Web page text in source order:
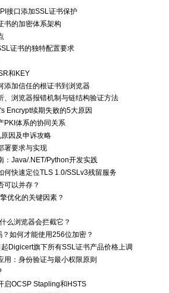
接口添加SSL证书保护
书的加密体系架构
证书的独特配置要求
和KEY
添加信任的根证书到浏览器
、浏览器报错机制与链结构验证方法
Encrypt续期失败的5大原因
PKI体系的协同关系
因及申诉攻略
署要求与实现
：Java/.NET/Python开发实践
何快速定位TLS 1.0/SSLv3残留服务
可以并存？
优化的关键因素？
么浏览器会拦截它？
如何才能使用256位加密？
Digicert旗下所有SSL证书产品价格上调
用：身份验证与最小权限原则
启OCSP Stapling和HSTS